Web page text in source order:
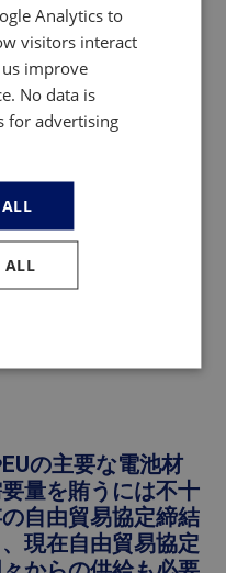
スラでバッテリーの垂
アリーム・ラダック氏
と中国の産業政策のあ
、競争力を高めるため
る。
2000年代に産業政策を
けの金属価格の変動を
進出していき、電気自
属を多用する産業にお
している。
の対応策――すなわち
料法」――を検証し、政
の主要な電池材
量を賄うには不十
自由貿易協定締結
現在自由貿易協定
Analytics to
visitors interact
improve
No data is
for advertising
ALL
ALL